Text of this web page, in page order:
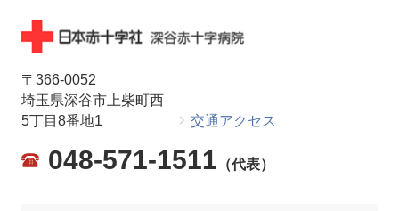
〒366-0052
埼玉県深谷市上柴町西
5丁目8番地1
交通アクセス
048-571-1511 （代表）